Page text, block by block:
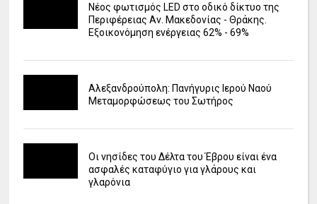
Νέος φωτισμός LED στο οδικό δίκτυο της
Περιφέρειας Αν. Μακεδονίας - Θράκης.
Εξοικονόμηση ενέργειας 62% - 69%
Αλεξανδρούπολη: Πανήγυρις Ιερού Ναού
Μεταμορφώσεως του Σωτήρος
Οι νησίδες του Δέλτα του Έβρου είναι ένα
ασφαλές καταφύγιο για γλάρους και
γλαρόνια